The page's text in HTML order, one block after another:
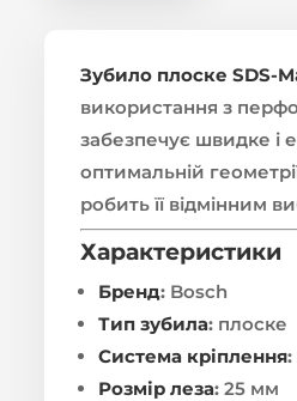
Зубило плоске SDS-
використання з
забезпечує швидке і
оптимальній
робить її відмінним
Характеристики
Бренд: Bosch
Тип зубила: плоске
Система кріплення:
Розмір леза: 25 мм